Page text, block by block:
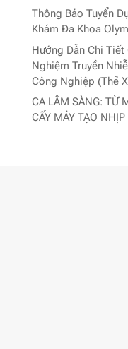
Thông Báo Tuyển
Khám Đa Khoa
Hướng Dẫn Chi Tiết
Nghiệm Truyền
Công Nghiệp (Thẻ
CA LÂM SÀNG: TỪ
CẤY MÁY TẠO